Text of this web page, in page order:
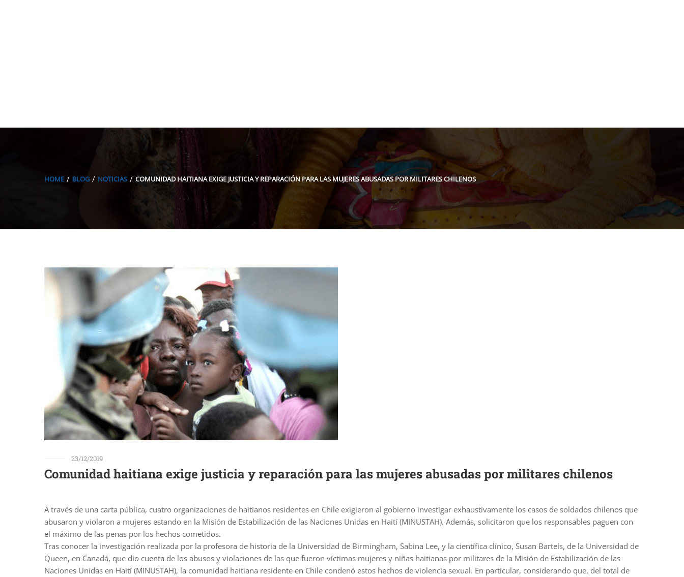
HOME BLOG NOTICIAS COMUNIDAD HAITIANA EXIGE JUSTICIA Y REPARACIÓN PARA LAS MUJERES ABUSADAS POR MILITARES CHILENOS
23/12/2019
Comunidad haitiana exige justicia y reparación para las mujeres abusadas por militares chilenos
A través de una carta pública, cuatro organizaciones de haitianos residentes en Chile exigieron al gobierno investigar exhaustivamente los casos de soldados chilenos que
abusaron y violaron a mujeres estando en la Misión de Estabilización de las Naciones Unidas en Haití (MINUSTAH). Además, solicitaron que los responsables paguen con
el máximo de las penas por los hechos cometidos.
Tras conocer la investigación realizada por la profesora de historia de la Universidad de Birmingham, Sabina Lee, y la científica clínico, Susan Bartels, de la Universidad de
Queen, en Canadá, que dio cuenta de los abusos y violaciones de las que fueron víctimas mujeres y niñas haitianas por militares de la Misión de Estabilización de las
Naciones Unidas en Haití (MINUSTAH), la comunidad haitiana residente en Chile condenó estos hechos de violencia sexual. En particular, considerando que, del total de